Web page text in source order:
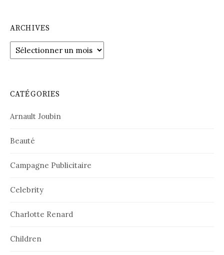
ARCHIVES
Archives
CATÉGORIES
Arnault Joubin
Beauté
Campagne Publicitaire
Celebrity
Charlotte Renard
Children